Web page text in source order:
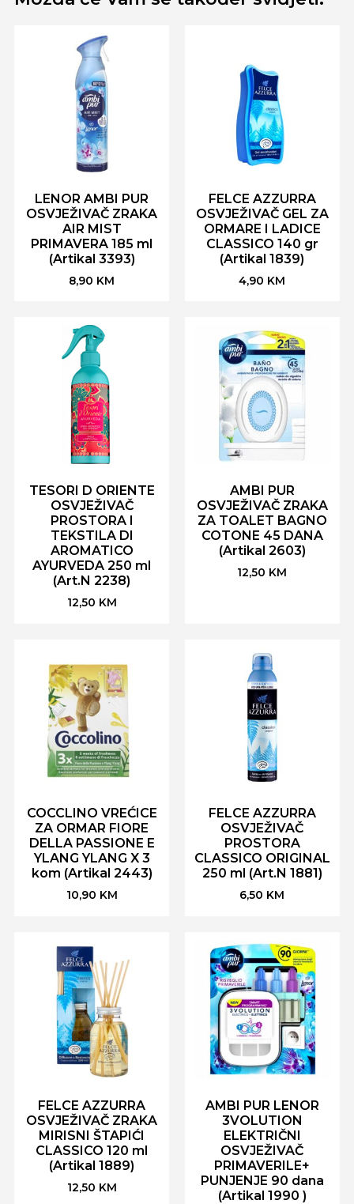
LENOR AMBI PUR
OSVJEŽIVAČ ZRAKA
AIR MIST
PRIMAVERA 185 ml
(Artikal 3393)
8,90 KM
FELCE AZZURRA
OSVJEŽIVAČ GEL ZA
ORMARE I LADICE
CLASSICO 140 gr
(Artikal 1839)
4,90 KM
TESORI D ORIENTE
OSVJEŽIVAČ
PROSTORA I
TEKSTILA DI
AROMATICO
AYURVEDA 250 ml
(Art.N 2238)
12,50 KM
AMBI PUR
OSVJEŽIVAČ ZRAKA
ZA TOALET BAGNO
COTONE 45 DANA
(Artikal 2603)
12,50 KM
COCCLINO VREĆICE
ZA ORMAR FIORE
DELLA PASSIONE E
YLANG YLANG X 3
kom (Artikal 2443)
10,90 KM
FELCE AZZURRA
OSVJEŽIVAČ
PROSTORA
CLASSICO ORIGINAL
250 ml (Art.N 1881)
6,50 KM
FELCE AZZURRA
OSVJEŽIVAČ ZRAKA
MIRISNI ŠTAPIĆI
CLASSICO 120 ml
(Artikal 1889)
12,50 KM
AMBI PUR LENOR
3VOLUTION
ELEKTRIČNI
OSVJEŽIVAČ
PRIMAVERILE+
PUNJENJE 90 dana
(Artikal 1990 )